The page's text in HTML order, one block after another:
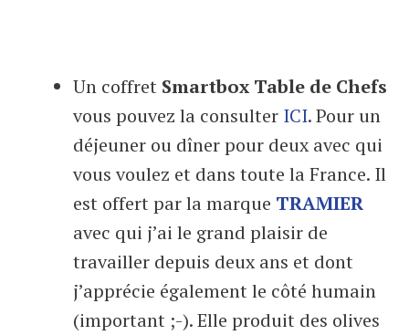
Un coffret Smartbox Table de Chefs
vous pouvez la consulter ICI. Pour un
déjeuner ou dîner pour deux avec qui
vous voulez et dans toute la France. Il
est offert par la marque TRAMIER
avec qui j’ai le grand plaisir de
travailler depuis deux ans et dont
j’apprécie également le côté humain
(important ;-). Elle produit des olives